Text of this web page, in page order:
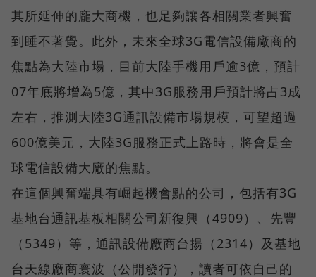
其所延伸的龐大商機，也足夠讓各相關業者興奮
到睡不著覺。此外，未來全球3G電信設備廠商的
焦點為大陸市場，目前大陸手機用戶逾3億，預計
07年底將增為5億，其中3G服務用戶預計將占3成
左右，推測大陸3G通訊設備市場規模，可望超過
600億美元，大陸3G服務正式上路時，將會是全
球電信設備大廠的焦點。
在這個興奮端具有崛起機會點的公司，包括有3G
基地台通訊基板相關公司新復興（4909）、先豐
（5349）等，通訊設備廠商台揚（2314）及基地
台天線廠商寰波（公開發行），讀者可依自己的